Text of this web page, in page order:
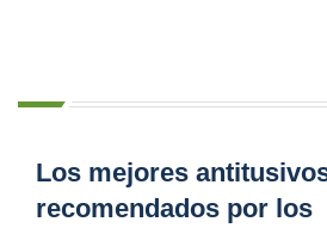
Los mejores
recomendados por los